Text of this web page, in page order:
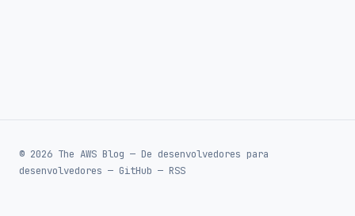
© 2026 The AWS Blog — De desenvolvedores para
desenvolvedores — GitHub — RSS